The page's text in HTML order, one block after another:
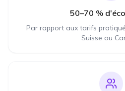
50–70 %
Par rapport aux tarifs
Suisse ou